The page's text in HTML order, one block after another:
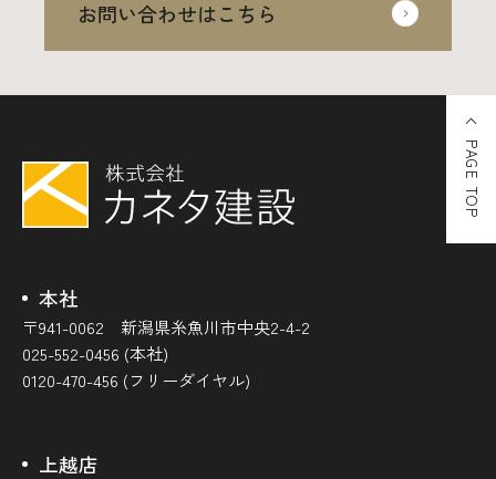
お問い合わせはこちら
本社
〒941-0062 新潟県糸魚川市中央2-4-2
025-552-0456 (本社)
0120-470-456 (フリーダイヤル)
上越店
PAGE TOP